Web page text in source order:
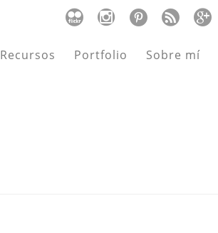
Recursos Portfolio Sobre mí